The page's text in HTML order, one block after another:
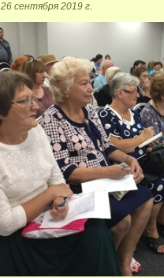
26 сентября 2019 г.